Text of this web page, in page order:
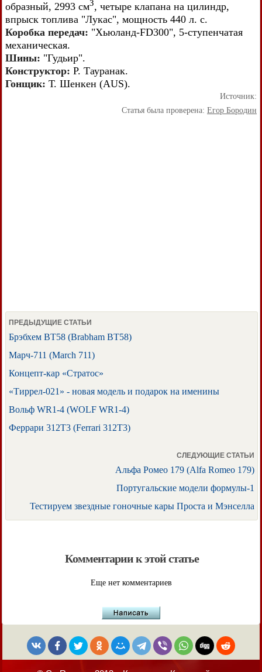
образный, 2993 смЗ, четыре клапана на цилиндр,
впрыск топлива "Лукас", мощность 440 л. с.
Коробка передач: "Хьюланд-FD300", 5-ступенчатая
механическая.
Шины: "Гудьир".
Конструктор: Р. Тауранак.
Гонщик: Т. Шенкен (AUS).
Источник:
Статья была проверена: Егор Бородин
ПРЕДЫДУЩИЕ СТАТЬИ
Брэбхем BT58 (Brabham BT58)
Марч-711 (March 711)
Концепт-кар «Стратос»
«Тиррел-021» - новая модель и подарок на именины
Вольф WR1-4 (WOLF WR1-4)
Феррари 312T3 (Ferrari 312T3)
СЛЕДУЮЩИЕ СТАТЬИ
Альфа Ромео 179 (Alfa Romeo 179)
Португальские модели формулы-1
Тестируем звездные гоночные кары Проста и Мэнселла
Комментарии к этой статье
Еще нет комментариев